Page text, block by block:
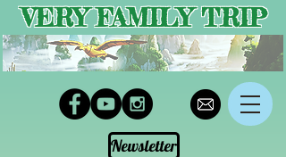
Newsletter
VERY FAMILY TRIP